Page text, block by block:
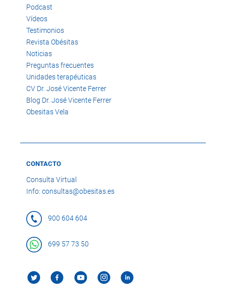
Podcast
Vídeos
Testimonios
Revista Obésitas
Noticias
Preguntas frecuentes
Unidades terapéuticas
CV Dr. José Vicente Ferrer
Blog Dr. José Vicente Ferrer
Obesitas Vela
CONTACTO
Consulta Virtual
Info: consultas@obesitas.es
900 604 604
699 57 73 50